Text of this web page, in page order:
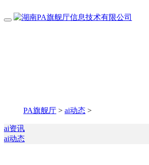
PA旗舰厅 > ai动态 >
ai资讯
ai动态